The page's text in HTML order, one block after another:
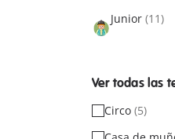
Junior (11)
Ver todas las
Circo (5)